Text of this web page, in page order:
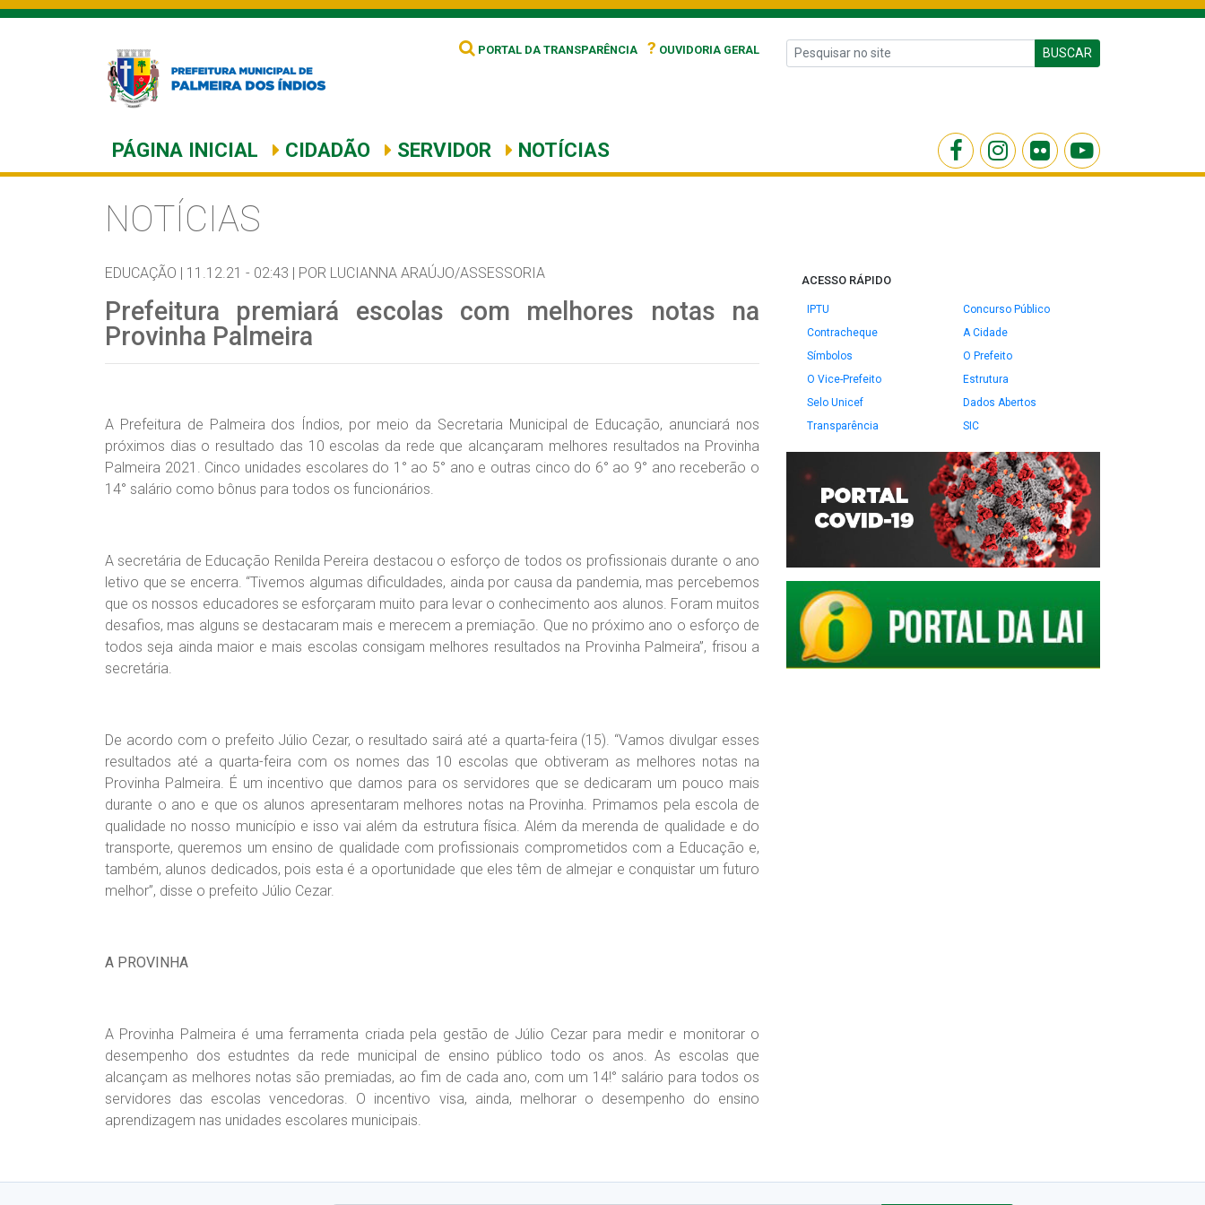
PORTAL DA TRANSPARÊNCIA ? OUVIDORIA GERAL BUSCAR
PÁGINA INICIAL CIDADÃO SERVIDOR NOTÍCIAS
NOTÍCIAS
EDUCAÇÃO | 11.12.21 - 02:43 | POR LUCIANNA ARAÚJO/ASSESSORIA
Prefeitura premiará escolas com melhores notas na
Provinha Palmeira
A Prefeitura de Palmeira dos Índios, por meio da Secretaria Municipal de Educação, anunciará nos
próximos dias o resultado das 10 escolas da rede que alcançaram melhores resultados na Provinha
Palmeira 2021. Cinco unidades escolares do 1° ao 5° ano e outras cinco do 6° ao 9° ano receberão o
14° salário como bônus para todos os funcionários.
A secretária de Educação Renilda Pereira destacou o esforço de todos os profissionais durante o ano
letivo que se encerra. “Tivemos algumas dificuldades, ainda por causa da pandemia, mas percebemos
que os nossos educadores se esforçaram muito para levar o conhecimento aos alunos. Foram muitos
desafios, mas alguns se destacaram mais e merecem a premiação. Que no próximo ano o esforço de
todos seja ainda maior e mais escolas consigam melhores resultados na Provinha Palmeira”, frisou a
secretária.
De acordo com o prefeito Júlio Cezar, o resultado sairá até a quarta-feira (15). “Vamos divulgar esses
resultados até a quarta-feira com os nomes das 10 escolas que obtiveram as melhores notas na
Provinha Palmeira. É um incentivo que damos para os servidores que se dedicaram um pouco mais
durante o ano e que os alunos apresentaram melhores notas na Provinha. Primamos pela escola de
qualidade no nosso município e isso vai além da estrutura física. Além da merenda de qualidade e do
transporte, queremos um ensino de qualidade com profissionais comprometidos com a Educação e,
também, alunos dedicados, pois esta é a oportunidade que eles têm de almejar e conquistar um futuro
melhor”, disse o prefeito Júlio Cezar.
A PROVINHA
A Provinha Palmeira é uma ferramenta criada pela gestão de Júlio Cezar para medir e monitorar o
desempenho dos estudntes da rede municipal de ensino público todo os anos. As escolas que
alcançam as melhores notas são premiadas, ao fim de cada ano, com um 14!° salário para todos os
servidores das escolas vencedoras. O incentivo visa, ainda, melhorar o desempenho do ensino
aprendizagem nas unidades escolares municipais.
ACESSO RÁPIDO
IPTU
Concurso Público
Contracheque
A Cidade
Símbolos
O Prefeito
O Vice-Prefeito
Estrutura
Selo Unicef
Dados Abertos
Transparência
SIC